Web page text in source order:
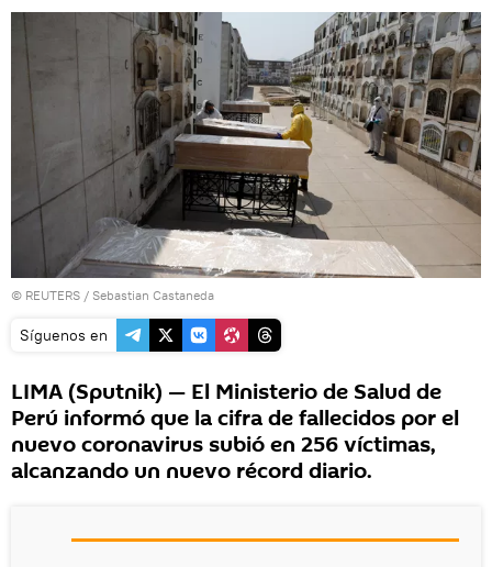
© REUTERS / Sebastian Castaneda
Síguenos en
LIMA (Sputnik) — El Ministerio de Salud de
Perú informó que la cifra de fallecidos por el
nuevo coronavirus subió en 256 víctimas,
alcanzando un nuevo récord diario.